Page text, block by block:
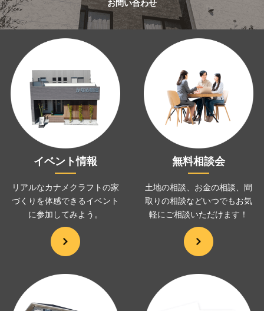
お問い合わせ
イベント情報
リアルなカナメクラフトの家
づくりを体感できるイベント
に参加してみよう。
無料相談会
土地の相談、お金の相談、
間
取りの相談などいつでもお気
軽にご相談いただけます！